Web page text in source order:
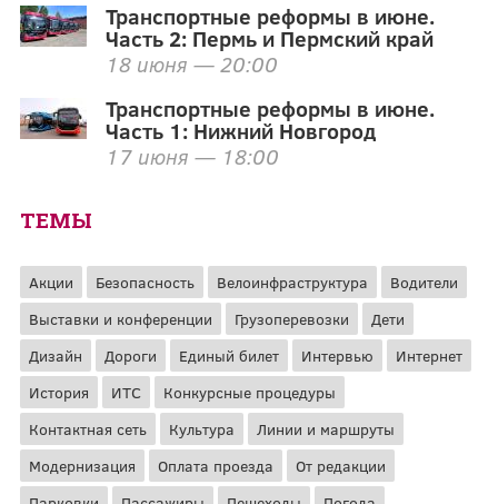
Транспортные реформы в июне.
Часть 2: Пермь и Пермский край
18 июня — 20:00
Транспортные реформы в июне.
Часть 1: Нижний Новгород
17 июня — 18:00
ТЕМЫ
Акции Безопасность Велоинфраструктура
Водители
Выставки и конференции
Грузоперевозки
Дети
Дизайн
Дороги Единый билет Интервью
Интернет
История
ИТС
Конкурсные процедуры
Контактная сеть
Культура
Линии и маршруты
Модернизация
Оплата проезда
От редакции